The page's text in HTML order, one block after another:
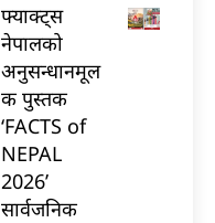
फ्याक्ट्स
नेपालको
अनुसन्धानमूल
क पुस्तक
‘FACTS of
NEPAL
2026’
सार्वजनिक